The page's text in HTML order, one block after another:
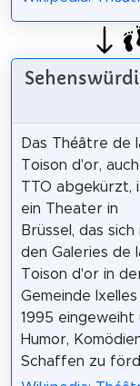
Das Théâtre de
Toison d'or, auch
TTO abgekürzt,
ein Theater in
Brüssel, das sich
den Galeries de
Toison d'or in
Gemeinde
1995 eingeweiht
Humor,
Schaffen zu